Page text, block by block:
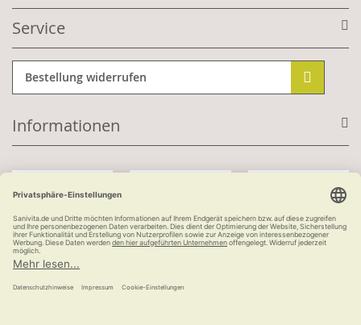
Service
Bestellung widerrufen
Informationen
Kauf auf Rechnung